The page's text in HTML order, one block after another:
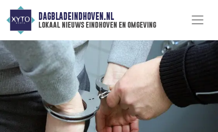
DAGBLADEINDHOVEN.NL
lokaal nieuws eindhoven en omgeving